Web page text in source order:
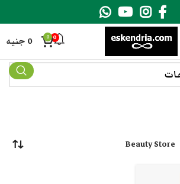
0
0
0 جنيه
Beauty Store